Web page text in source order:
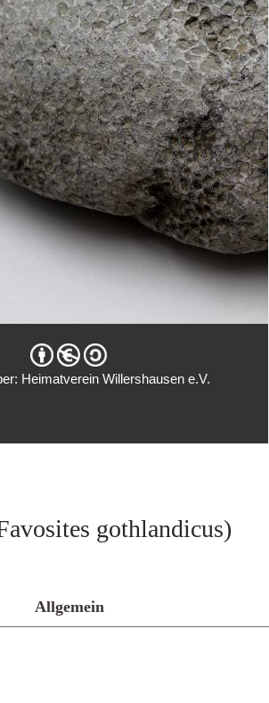
Heimatverein Willershausen e.V.
gothlandicus)
Allgemein